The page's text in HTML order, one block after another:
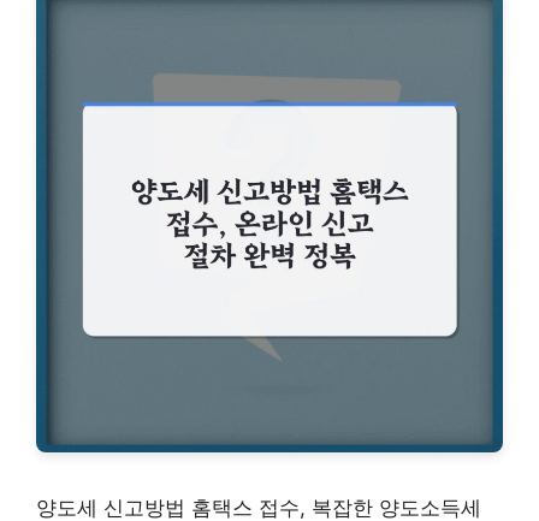
양도세 신고방법 홈택스 접수, 복잡한 양도소득세